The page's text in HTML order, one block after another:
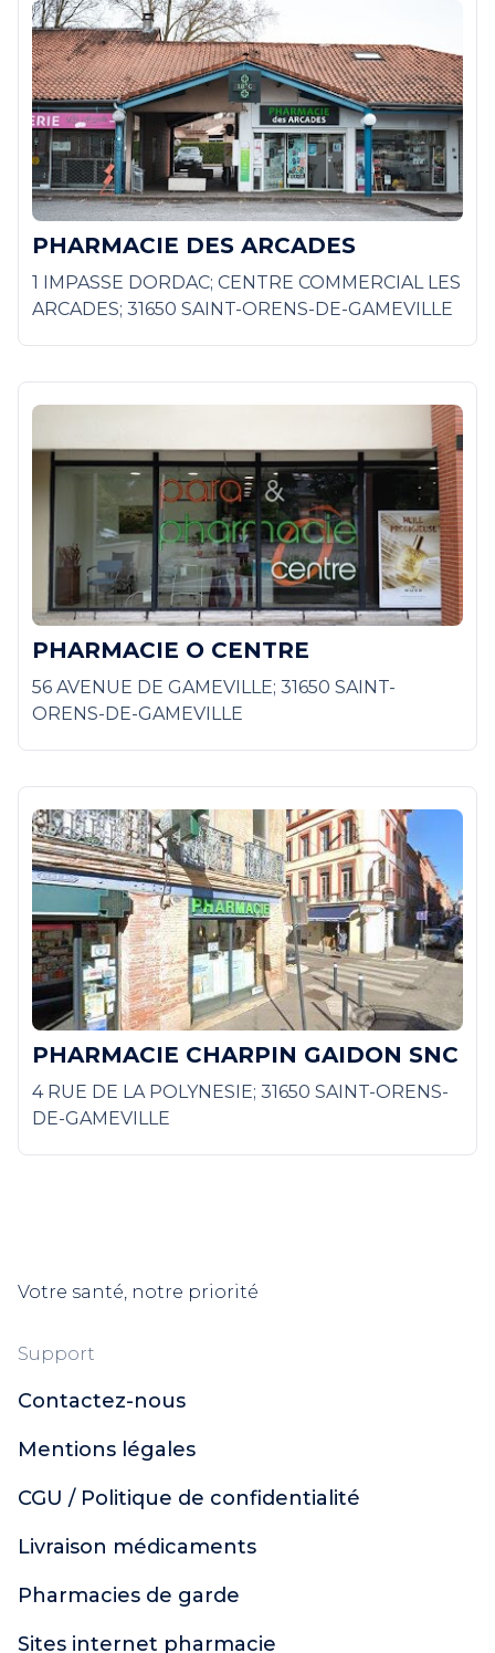
PHARMACIE DES ARCADES
1 IMPASSE DORDAC; CENTRE COMMERCIAL LES
ARCADES; 31650 SAINT-ORENS-DE-GAMEVILLE
PHARMACIE O CENTRE
56 AVENUE DE GAMEVILLE; 31650 SAINT-
ORENS-DE-GAMEVILLE
PHARMACIE CHARPIN GAIDON SNC
4 RUE DE LA POLYNESIE; 31650 SAINT-ORENS-
DE-GAMEVILLE
Votre santé, notre priorité
Support
Contactez-nous
Mentions légales
CGU / Politique de confidentialité
Livraison médicaments
Pharmacies de garde
Sites internet pharmacie